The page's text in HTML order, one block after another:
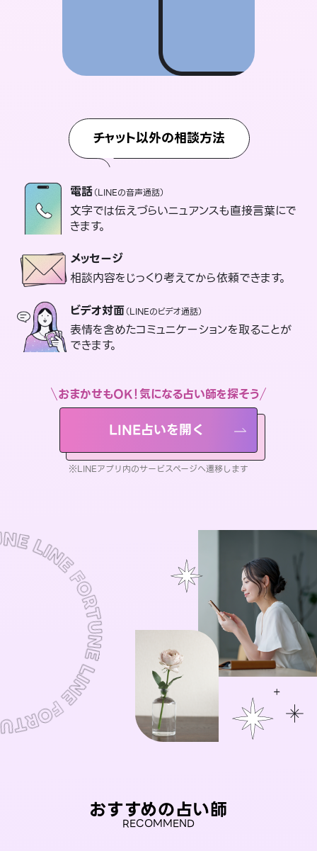
チャット以外の相談方法
電話（LINEの音声通話）
文字では伝えづらいニュアンスも直接言葉にで
きます。
メッセージ
相談内容をじっくり考えてから依頼できます。
ビデオ対面（LINEのビデオ通話）
表情を含めたコミュニケーションを取ることが
できます。
おまかせもOK！気になる占い師を探そう
LINE占いを開く
※LINEアプリ内のサービスページへ遷移します
おすすめの占い師
RECOMMEND